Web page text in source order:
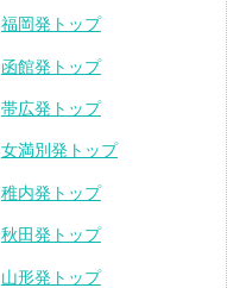
福岡発トップ
函館発トップ
帯広発トップ
女満別発トップ
稚内発トップ
秋田発トップ
山形発トップ